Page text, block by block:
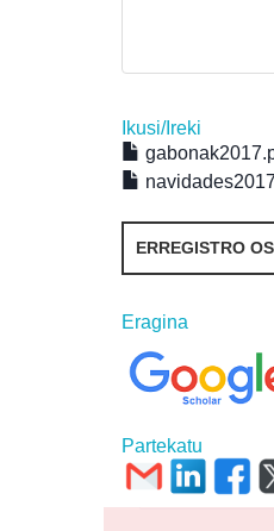
Ikusi/Ireki
ERREGISTRO
Eragina
Partekatu